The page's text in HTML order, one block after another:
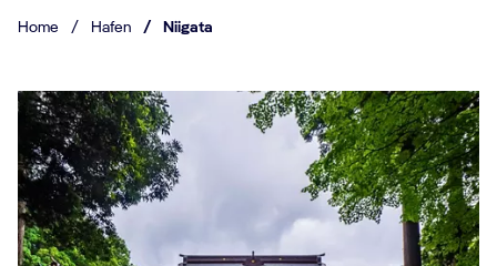
Home / Hafen / Niigata